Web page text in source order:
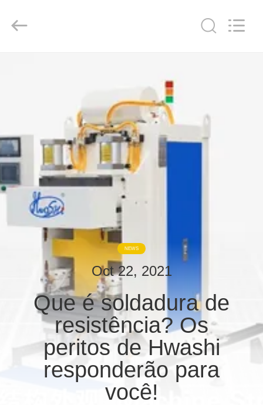
SOBRE
NÓS
EXCURSÃO
FÁBRICA
CONTROLE
QUALIDADE
CONTACTE-
TECHNOLOGY
NEWS
Oct 22, 2021
Que é soldadura de
resistência? Os
peritos de Hwashi
responderão para
você!